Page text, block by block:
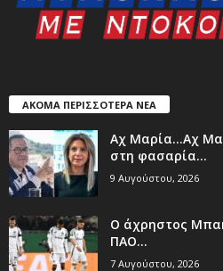
ΑΚΟΜΑ ΠΕΡΙΣΣΟΤΕΡΑ ΝΕΑ
Aχ Μαρία…Αχ
στη φασαρία…
9 Αυγούστου, 2026
Ο άχρηστος
ΠΑΟ…
7 Αυγούστου, 2026